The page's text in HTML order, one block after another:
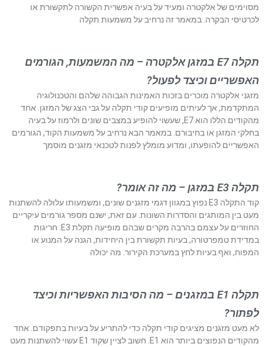
מסוימים של אלקטרה ומעיד על בעיה אפשרית הקשורה לתקשורת או
לכרטיסי הבקרה. במאמר זה נרחיב על משמעות תקלה
תקלה E7 במזגן אלקטרה – מה המשמעות, הגורמים
האפשריים וכיצד לפעול?
מזגני אלקטרה מוכרים בזכות האמינות הגבוהה שלהם והטכנולוגיה
המתקדמת, אך לעיתים מופיעים קודי תקלה על גבי הצג של המזגן. אחד
מהקודים הללו הוא E7, שעשוי להופיע במצבים שונים ולרמוז על בעיה
בחלקי המזגן או בחיבורם. במאמר הבא נרחיב על משמעות הקוד, הגורמים
האפשריים להופעתו, ומדוע מומלץ לפנות לטכנאי מזגנים מוסמך
תקלה E3 במזגן – מה זה אומר?
קוד התקלה E3 נפוץ במגוון דגמי מזגנים שונים, ומשמעותו עלולה להשתנות
מעט בין המותגים והסדרות השונות. עם זאת, ישנם מספר גורמים עיקריים
החוזרים על עצמם בהרבה מקרים שבהם מופיעה תקלת E3: חריגות
במדידת טמפרטורה, בעיות תקשורת בין היחידות, הגנה על המנוע או
המפוח, ואף בעיות לחץ במערכת הקירור. מה יכולה
תקלה E1 במזגנים – מה הסיבות האפשריות וכיצד
לפתור?
לא מעט מזגנים מציגים קודי תקלה כדי להתריע על בעיות בתפקודם. אחד
מהקודים הנפוצים ביותר הוא E1. חשוב לציין שקוד E1 עשוי להשתנות מעט